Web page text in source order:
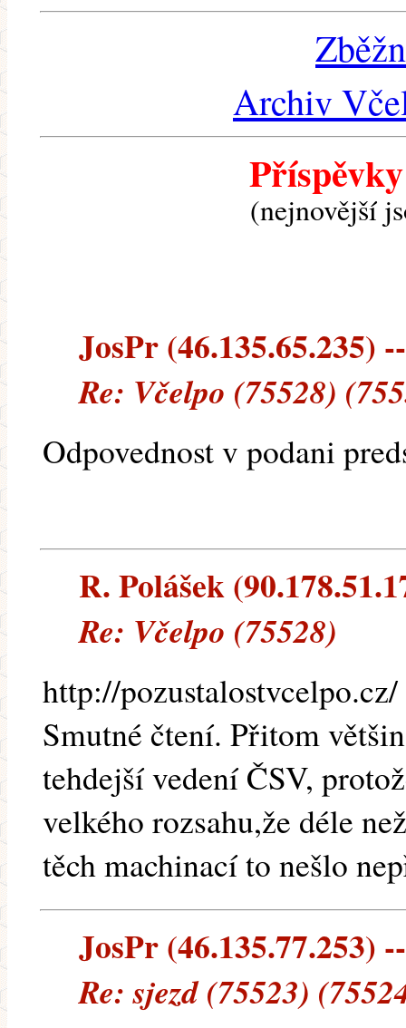
Archiv
(nejnovější
JosPr (46.135.65.235)
Re: Včelpo (75528)
Odpovednost v podani
R. Polášek
Re: Včelpo (75528)
http://pozustalostvcelpo.cz/
Smutné čtení. Přitom
tehdejší vedení ČSV,
velkého rozsahu,že déle
těch machinací to nešlo
JosPr (46.135.77.253)
Re: sjezd (75523)